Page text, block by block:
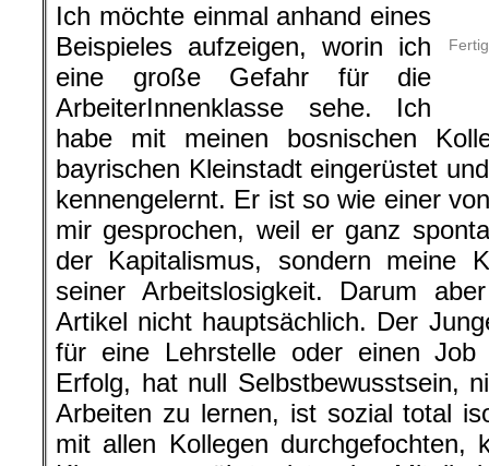
Ich möchte einmal anhand eines
Beispieles aufzeigen, worin ich
eine große Gefahr für die
ArbeiterInnenklasse sehe. Ich
habe mit meinen bosnischen
bayrischen Kleinstadt eingerüstet
kennengelernt. Er ist so wie einer
mir gesprochen, weil er ganz
der Kapitalismus, sondern meine
seiner Arbeitslosigkeit. Darum
Artikel nicht hauptsächlich. Der
für eine Lehrstelle oder einen
Erfolg, hat null Selbstbewusstsein,
Arbeiten zu lernen, ist sozial total
mit allen Kollegen durchgefochten,